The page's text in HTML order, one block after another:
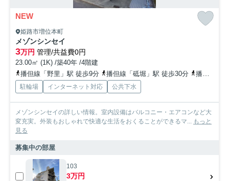
NEW
姫路市増位本町
メゾンシンセイ
3万円 管理/共益費0円
23.00㎡ (1K) /築40年 /4階建
播但線「野里」駅 徒歩9分
播但線「砥堀」駅 徒歩30分 播但線「京口」駅 徒歩36分
駐輪場 インターネット対応 公共下水
メゾンシンセイの詳しい情報。室内設備はバルコニー・エアコンなど大
変充実。外装もおしゃれで快適な生活をおくることができるマ... もっと
見る
募集中の部屋
103
3万円